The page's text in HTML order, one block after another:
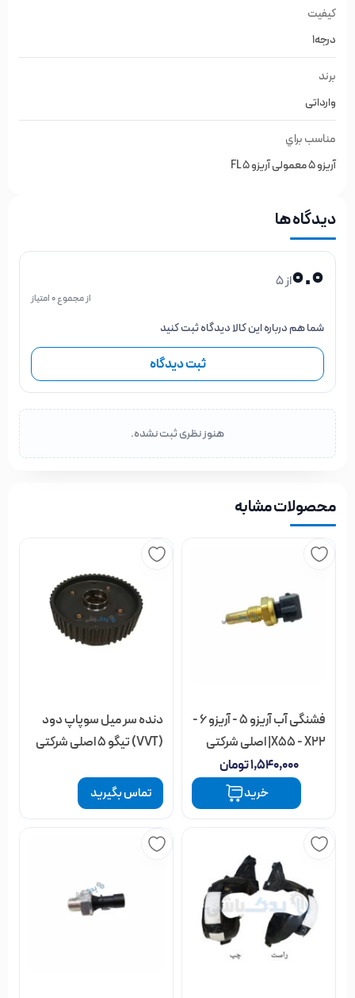
کیفیت
درجه1
برند
وارداتی
مناسب براي
آریزو 5 معمولی آریزو 5 FL
دیدگاه ها
0.0از 5
از مجموع 0 امتیاز
شما هم درباره این کالا دیدگاه ثبت کنید
ثبت دیدگاه
هنوز نظری ثبت نشده.
محصولات مشابه
فشنگی آب آریزو 5 - آریزو 6 -
X55 - X22| اصلی شرکتی
۱,۵۴۰,۰۰۰تومان
خرید
دنده سر میل سوپاپ دود
(VVT) تیگو 5 اصلی شرکتی
تماس بگیرید